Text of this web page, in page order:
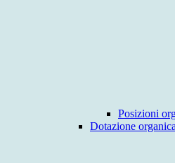
Posizioni
Dotazione organica